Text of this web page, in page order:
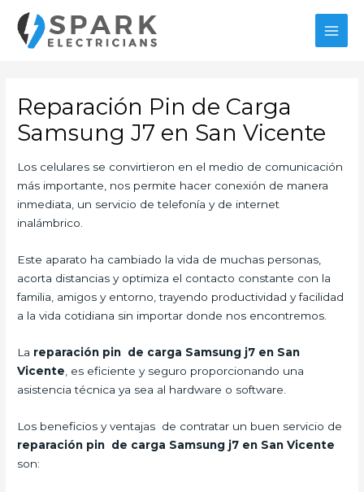
contenido
Reparación Pin de Carga
Samsung J7 en San Vicente
Los celulares se convirtieron en el medio de comunicación
más importante, nos permite hacer conexión de manera
inmediata, un servicio de telefonía y de internet
inalámbrico.
Este aparato ha cambiado la vida de muchas personas,
acorta distancias y optimiza el contacto constante con la
familia, amigos y entorno, trayendo productividad y facilidad
a la vida cotidiana sin importar donde nos encontremos.
La reparación pin de carga Samsung j7 en San
Vicente , es eficiente y seguro proporcionando una
asistencia técnica ya sea al hardware o software.
Los beneficios y ventajas de contratar un buen servicio de
reparación pin de carga Samsung j7 en San Vicente
son: